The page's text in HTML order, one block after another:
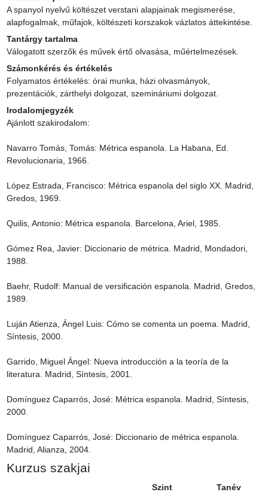
A spanyol nyelvű költészet verstani alapjainak megismerése,
alapfogalmak, műfajok, költészeti korszakok vázlatos áttekintése.
Tantárgy tartalma
Válogatott szerzők és művek értő olvasása, műértelmezések.
Számonkérés és értékelés
Folyamatos értékelés: órai munka, házi olvasmányok,
prezentációk, zárthelyi dolgozat, szemináriumi dolgozat.
Irodalomjegyzék
Ajánlott szakirodalom:
Navarro Tomás, Tomás: Métrica espanola. La Habana, Ed.
Revolucionaria, 1966.
López Estrada, Francisco: Métrica espanola del siglo XX. Madrid,
Gredos, 1969.
Quilis, Antonio: Métrica espanola. Barcelona, Ariel, 1985.
Gómez Rea, Javier: Diccionario de métrica. Madrid, Mondadori,
1988.
Baehr, Rudolf: Manual de versificación espanola. Madrid, Gredos,
1989.
Luján Atienza, Ángel Luis: Cómo se comenta un poema. Madrid,
Síntesis, 2000.
Garrido, Miguel Ángel: Nueva introducción a la teoría de la
literatura. Madrid, Síntesis, 2001.
Domínguez Caparrós, José: Métrica espanola. Madrid, Síntesis,
2000.
Domínguez Caparrós, José: Diccionario de métrica espanola.
Madrid, Alianza, 2004.
Kurzus szakjai
Szint Tanév